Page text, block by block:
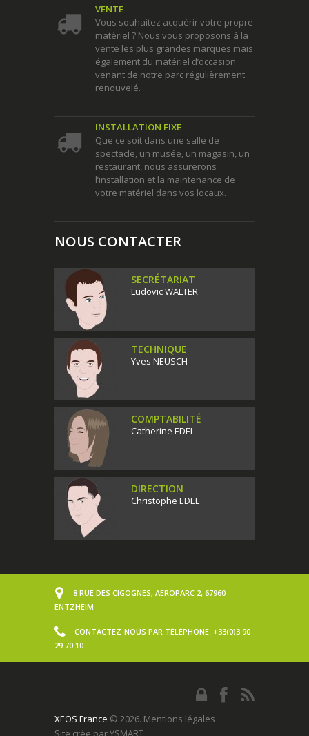
VENTE
Vous souhaitez acquérir votre propre
matériel ? Nous vous proposons à la
vente les plus grandes marques mais
également du matériel d’occasion
venant de notre parc régulièrement
renouvelé.
INSTALLATION FIXE
Que ce soit dans une salle de
spectacle, un musée, un magasin, un
restaurant, nous assurerons
l’installation et la maintenance de
votre matériel dans vos locaux.
NOUS CONTACTER
SECRÉTARIAT
Ludovic WALTER
TECHNIQUE
Yves NEUSCH
COMPTABILITÉ
Catherine EDEL
DIRECTION
Christophe EDEL
8 RUE DES CIGOGNES, AEROPARC 2, 67960
ENTZHEIM
CONTACTEZ-NOUS PAR TÉLÉPHONE: +33(0)3 90
29 70 10
XEOS France © 2026. Mentions légales
Site crée parYSMART